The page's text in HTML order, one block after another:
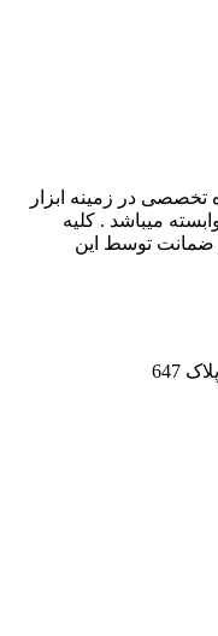
تخصصی در زمینه ابزار
میباشد . کلیه
ضمانت توسط این
647